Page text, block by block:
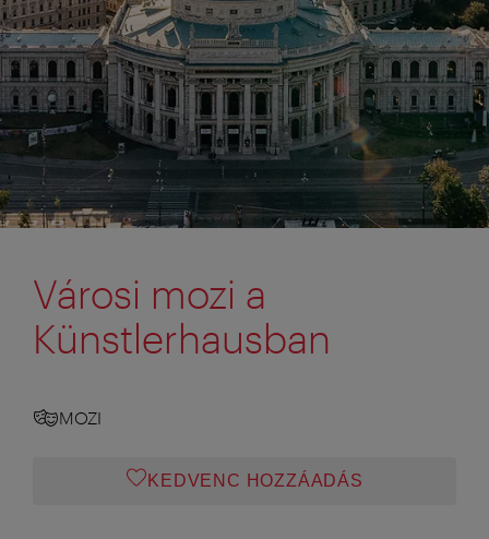
Városi mozi a
Künstlerhausban
MOZI
KEDVENC HOZZÁADÁS